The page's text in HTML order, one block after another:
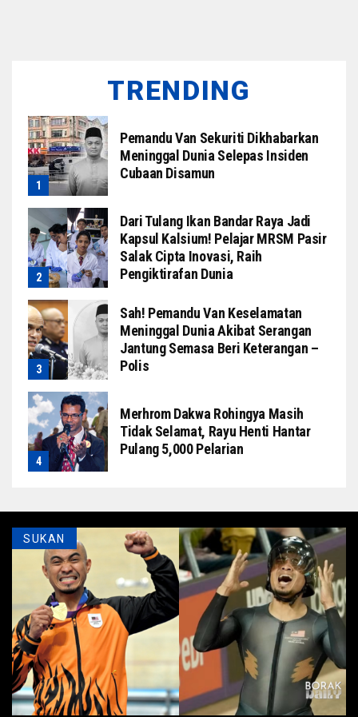
TRENDING
Pemandu Van Sekuriti Dikhabarkan
Meninggal Dunia Selepas Insiden
Cubaan Disamun
Dari Tulang Ikan Bandar Raya Jadi
Kapsul Kalsium! Pelajar MRSM Pasir
Salak Cipta Inovasi, Raih
Pengiktirafan Dunia
Sah! Pemandu Van Keselamatan
Meninggal Dunia Akibat Serangan
Jantung Semasa Beri Keterangan –
Polis
Merhrom Dakwa Rohingya Masih
Tidak Selamat, Rayu Henti Hantar
Pulang 5,000 Pelarian
SUKAN